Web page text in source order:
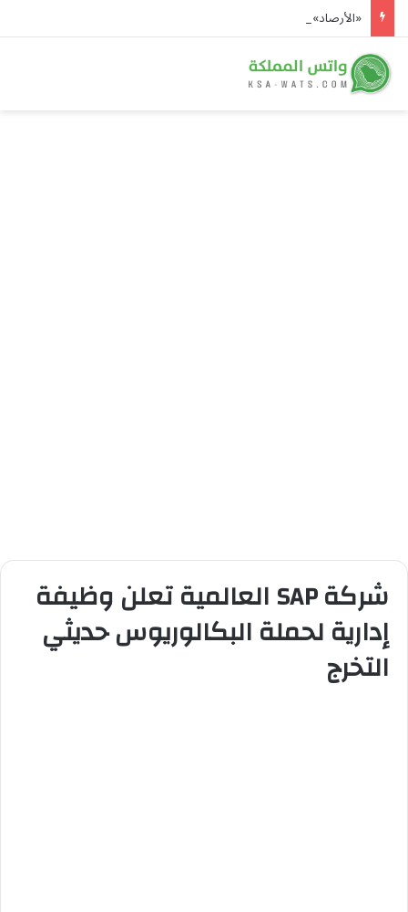
شركة SAP العالمية تعلن وظيفة
إدارية لحملة البكالوريوس حديثي
التخرج